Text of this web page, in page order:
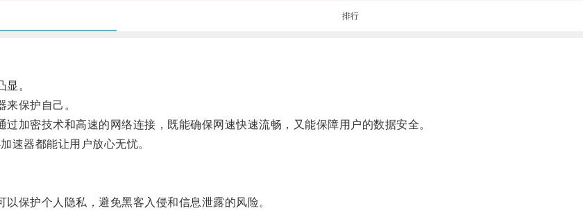
排行
。
保护自己。
密技术和高速的网络连接，既能确保网速快速流畅，又能保障用户的数据安全。
器都能让用户放心无忧。
保护个人隐私，避免黑客入侵和信息泄露的风险。